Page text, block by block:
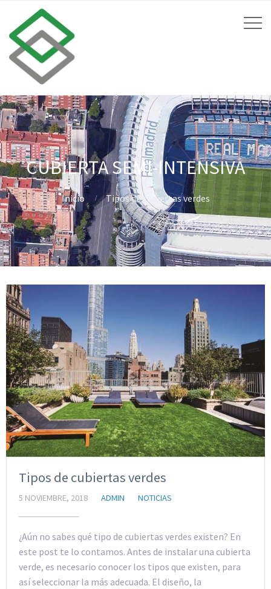
CUBIERTA SEMI-INTENSIVA
Inicio Tipos de cubiertas verdes
Tipos de cubiertas verdes
5 NOVIEMBRE, 2018 ADMIN NOTICIAS
¿Aún no sabes qué tipo de cubiertas verdes existen? En
este post te lo contamos. Antes de instalar una cubierta
verde, es necesario conocer los tipos que existen, para
así seleccionar la más adecuada. El diseño, la